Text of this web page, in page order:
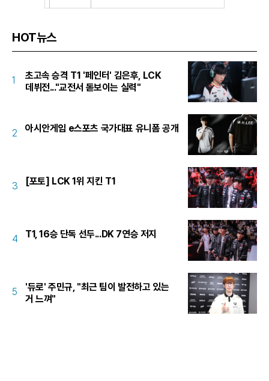
HOT뉴스
1
초고속 승격 T1 '페인터' 김은후, LCK
데뷔전..."교전서 돋보이는 실력"
2 아시안게임 e스포츠 국가대표 유니폼 공개
3 [포토] LCK 1위 지킨 T1
4 T1, 16승 단독 선두...DK 7연승 저지
5
'듀로' 주민규, "최근 팀이 발전하고 있는
거 느껴"